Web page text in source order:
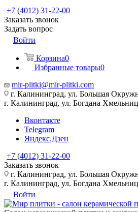
+7 (4012) 31-22-00
Заказать звонок
Задать вопрос
Войти
Корзина0
Избранные товары0
mir-plitki@mir-plitki.com
г. Калининград, ул. Большая
г. Калининград, ул. Богдана
Вконтакте
Telegram
Яндекс.Дзен
+7 (4012) 31-22-00
Заказать звонок
г. Калининград, ул. Большая
г. Калининград, ул. Богдана
Войти